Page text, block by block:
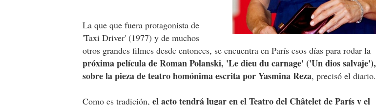
La que que fuera protagonista de
'Taxi Driver' (1977) y de muchos
otros grandes filmes desde entonces, se encuentra en París esos días para rodar la
próxima película de Roman Polanski, 'Le dieu du carnage' ('Un dios salvaje'),
sobre la pieza de teatro homónima escrita por Yasmina Reza, precisó el diario.
Como es tradición,el acto tendrá lugar en el Teatro del Châtelet de París y el